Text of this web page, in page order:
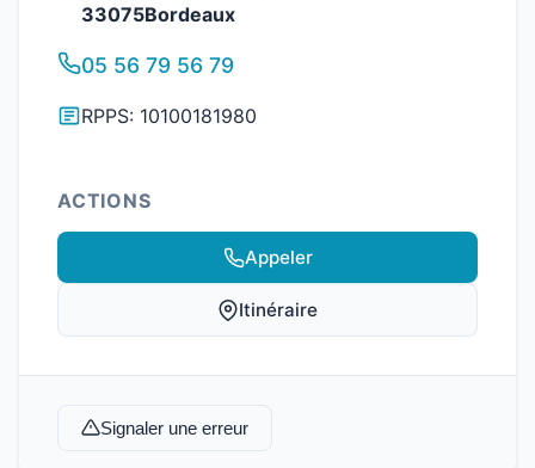
33075Bordeaux
05 56 79 56 79
RPPS: 10100181980
ACTIONS
Appeler
Itinéraire
Signaler une erreur